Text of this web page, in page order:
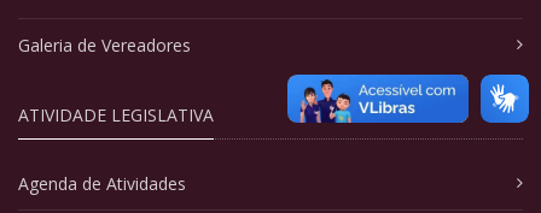
Galeria de Vereadores
ATIVIDADE LEGISLATIVA
Agenda de Atividades